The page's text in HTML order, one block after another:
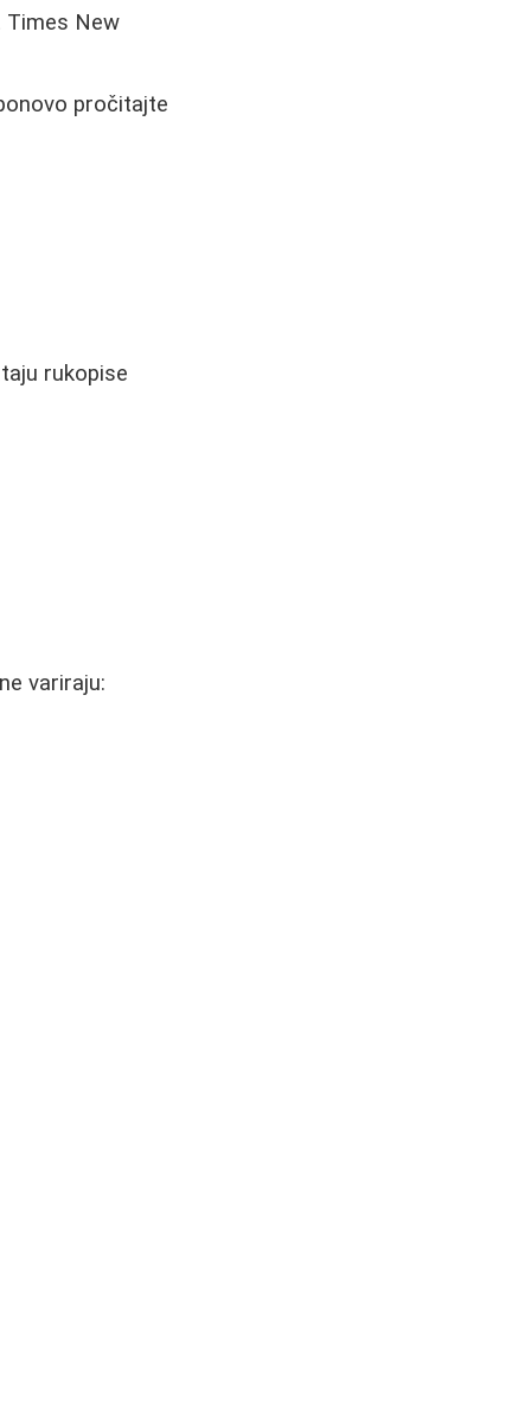
New
pročitajte
rukopise
variraju: